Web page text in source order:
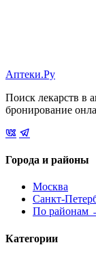
Аптеки.Ру
Поиск лекарств в
бронирование
Города и районы
Москва
Санкт-
По районам
Категории